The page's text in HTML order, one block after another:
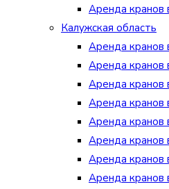
Аренда
Калужская область
Аренда кранов
Аренда кранов
Аренда кранов
Аренда кранов
Аренда кранов
Аренда кранов
Аренда кранов
Аренда